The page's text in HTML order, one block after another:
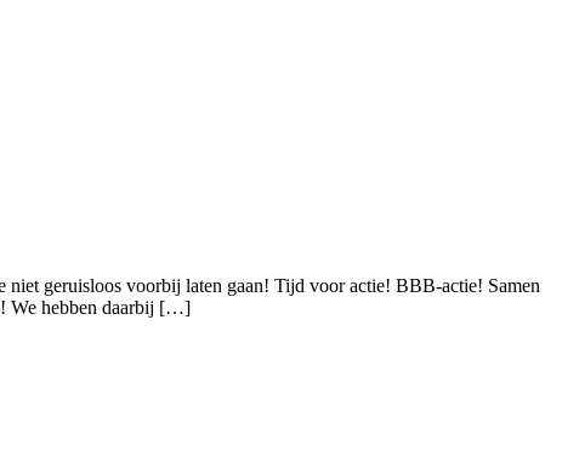
niet geruisloos voorbij laten gaan! Tijd voor actie! BBB-actie! Samen
We hebben daarbij […]